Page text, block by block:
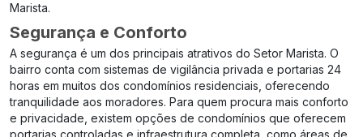
Marista.
Segurança e Conforto
A segurança é um dos principais atrativos do Setor Marista. O
bairro conta com sistemas de vigilância privada e portarias 24
horas em muitos dos condomínios residenciais, oferecendo
tranquilidade aos moradores. Para quem procura mais conforto
e privacidade, existem opções de condomínios que oferecem